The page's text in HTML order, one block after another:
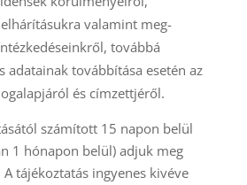
valamint meg-
továbbá
adatainak továbbítása esetén az
és címzettjéről.
számított 15 napon belül
1 hónapon belül) adjuk meg
tájékoztatás ingyenes kivéve